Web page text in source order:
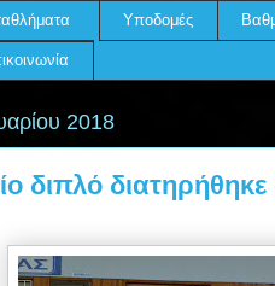
Υποδομές
2018
διπλό